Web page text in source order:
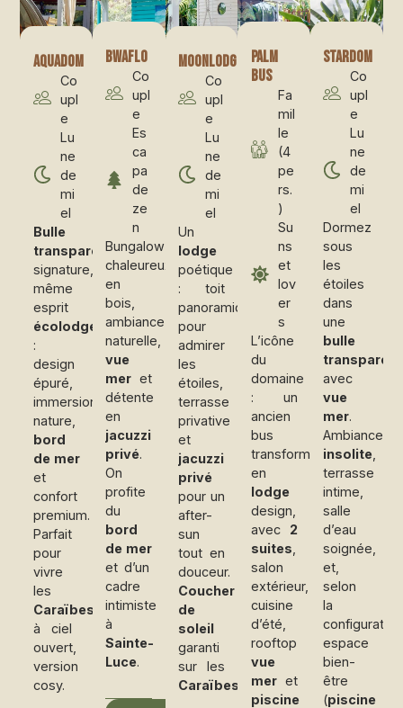
Aquadom
Co
upl
e
Lu
ne
de
mi
el
Bulle
transparente
signature,
même
esprit
écolodge
:
design
épuré,
immersion
nature,
bord
de mer
et
confort
premium.
Parfait
pour
vivre
les
Caraïbes
à ciel
ouvert,
version
cosy.
Bwaflo
Co
upl
e
Es
ca
pa
de
ze
n
Bungalow
chaleureux
en
bois,
ambiance
naturelle,
vue
mer et
détente
en
jacuzzi
privé.
On
profite
du
bord
de mer
et d’un
cadre
intimiste
à
Sainte-
Luce.
Moonlodge
Co
upl
e
Lu
ne
de
mi
el
Un
lodge
poétique
: toit
panoramique
pour
admirer
les
étoiles,
terrasse
privative
et
jacuzzi
privé
pour un
after-
sun
tout en
douceur.
Coucher
de
soleil
garanti
sur les
Caraïbes
Palm
bus
Fa
mil
le
(4
pe
rs.
)
Su
ns
et
lov
er
s
L’icône
du
domaine
: un
ancien
bus
transformé
en
lodge
design,
avec 2
suites
salon
extérieur,
cuisine
d’été,
rooftop
vue
meret
piscine
Stardom
Co
upl
e
Lu
ne
de
mi
el
Dormez
sous
les
étoiles
dans
une
bulle
avec
vue
mer.
Ambiance
insolite
terrasse
intime,
salle
d’eau
soignée,
et,
selon
la
espace
bien-
être
(piscine